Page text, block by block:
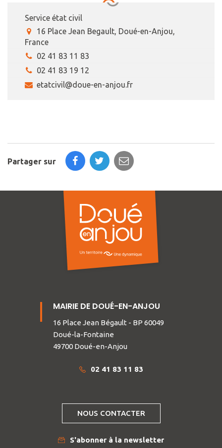
Service état civil
16 Place Jean Begault, Doué-en-Anjou,
France
02 41 83 11 83
02 41 83 19 12
etatcivil@doue-en-anjou.fr
Partager sur
MAIRIE DE DOUÉ-EN-ANJOU
16 Place Jean Bégault - BP 60049
Doué-la-Fontaine
49700 Doué-en-Anjou
02 41 83 11 83
NOUS CONTACTER
S'abonner à la newsletter